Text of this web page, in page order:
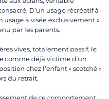
D’un usage récréatif à
usage à visée exclusivement «
par les parents.
vives, totalement passif, le
comme déjà victime d’un
chez l’enfant « scotché »
du retrait.